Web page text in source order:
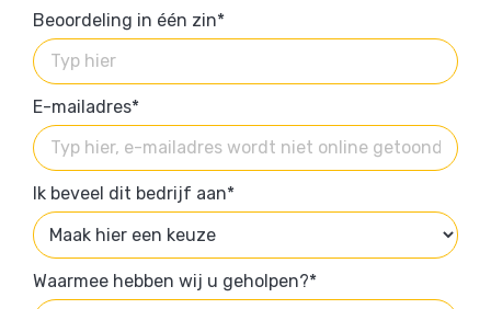
Beoordeling in één zin*
E-mailadres*
Ik beveel dit bedrijf aan*
Waarmee hebben wij u geholpen?*